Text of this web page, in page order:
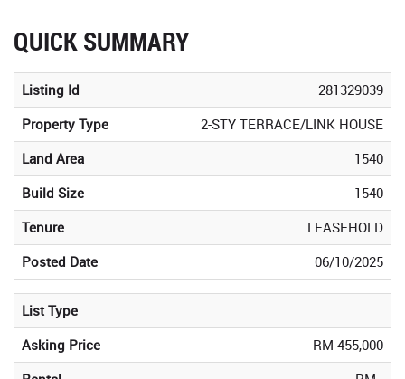
QUICK SUMMARY
Listing Id
281329039
Property Type
2-STY TERRACE/LINK HOUSE
Land Area
1540
Build Size
1540
Tenure
LEASEHOLD
Posted Date
06/10/2025
List Type
Asking Price
RM 455,000